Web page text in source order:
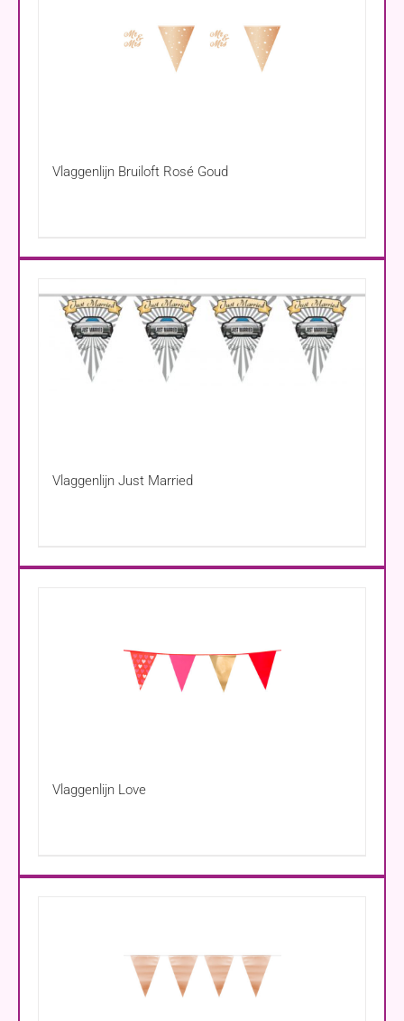
Vlaggenlijn Bruiloft Rosé Goud
Vlaggenlijn Just Married
Vlaggenlijn Love